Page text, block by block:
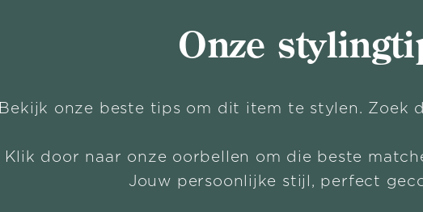
Onze
Bekijk onze beste tips om dit item te stylen. Zoek
Klik door naar onze oorbellen om die beste
Jouw persoonlijke stijl, perfect